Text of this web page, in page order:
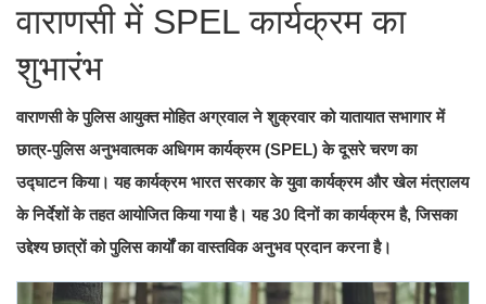
वाराणसी में SPEL कार्यक्रम का
शुभारंभ
वाराणसी के पुलिस आयुक्त मोहित अग्रवाल ने शुक्रवार को यातायात सभागार में
छात्र-पुलिस अनुभवात्मक अधिगम कार्यक्रम (SPEL) के दूसरे चरण का
उद्घाटन किया। यह कार्यक्रम भारत सरकार के युवा कार्यक्रम और खेल मंत्रालय
के निर्देशों के तहत आयोजित किया गया है। यह 30 दिनों का कार्यक्रम है, जिसका
उद्देश्य छात्रों को पुलिस कार्यों का वास्तविक अनुभव प्रदान करना है।